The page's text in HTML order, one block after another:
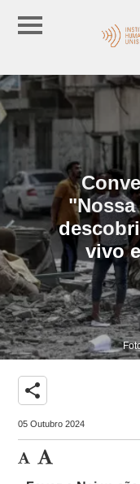
vivo
share
05 Outubro 2024